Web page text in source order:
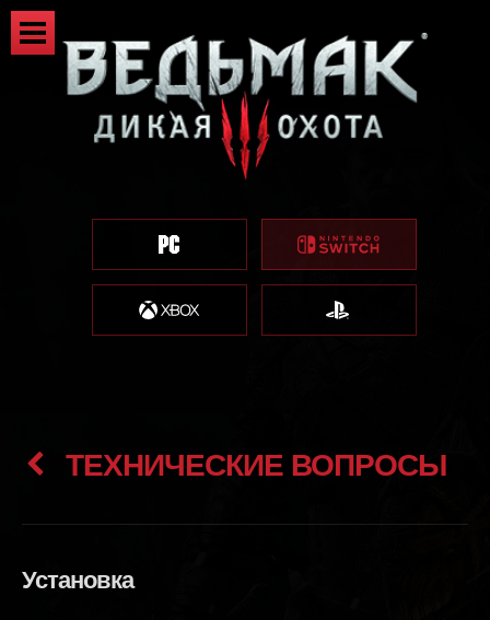
ТЕХНИЧЕСКИЕ ВОПРОСЫ
Установка